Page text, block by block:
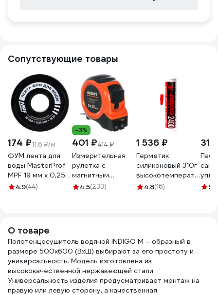
Сопутствующие товары
174 ₽11.6 ₽/м
ФУМ лента для
воды MasterProf
MPF 19 мм x 0,25
мм x 15 м,
4.9(44)
-3%
401 ₽414 ₽
Измерительная
рулетка с
магнитным
крюком, 5x25мм
4.5(233)
1 536 ₽
Герметик
силиконовый 310г
высокотемпературный
красный ABRO SS-
4.8(16) 5
О товаре
Полотенцесушитель водяной INDIGO M – образный в
размере 500х600 (ВхШ) выбирают за его простоту и
универсальность. Модель изготовлена из
высококачественной нержавеющей стали.
Универсальность изделия предусматривает монтаж на
правую или левую сторону, а качественная